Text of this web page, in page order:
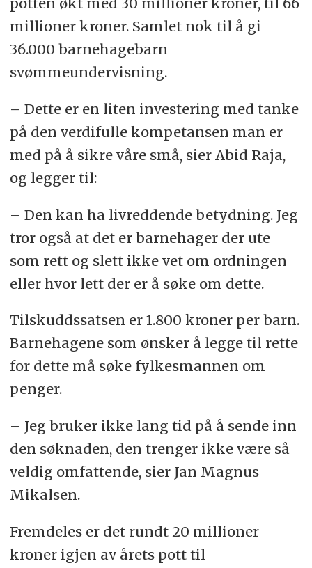
millioner kroner. Samlet nok til å gi
36.000 barnehagebarn
svømmeundervisning.
– Dette er en liten investering med tanke
på den verdifulle kompetansen man er
med på å sikre våre små, sier Abid Raja,
og legger til:
– Den kan ha livreddende betydning. Jeg
tror også at det er barnehager der ute
som rett og slett ikke vet om ordningen
eller hvor lett der er å søke om dette.
Tilskuddssatsen er 1.800 kroner per barn.
Barnehagene som ønsker å legge til rette
for dette må søke fylkesmannen om
penger.
– Jeg bruker ikke lang tid på å sende inn
den søknaden, den trenger ikke være så
veldig omfattende, sier Jan Magnus
Mikalsen.
Fremdeles er det rundt 20 millioner
kroner igjen av årets pott til